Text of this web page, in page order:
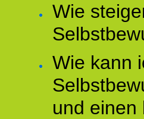
Wie
Wie kann
und einen